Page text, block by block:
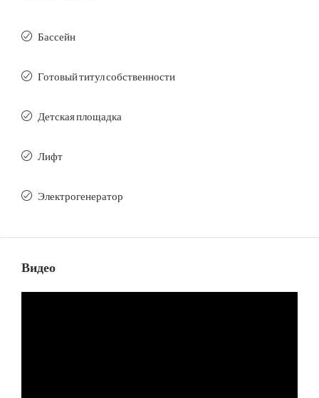
Бассейн
Готовый титул собственности
Детская площадка
Лифт
Электрогенератор
Видео